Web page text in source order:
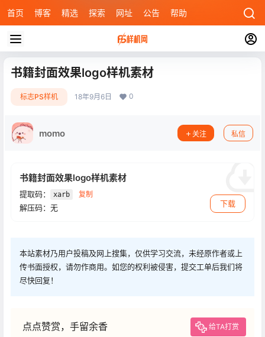
首页 博客 精选 探索 网址 公告 帮助
书籍封面效果logo样机素材
标志PS样机 18年9月6日 0
momo 关注 私信
书籍封面效果logo样机素材
提取码： xarb 复制
解压码：无 下载
本站素材乃用户投稿及网上搜集，仅供学习交流，未经原作者或上
传书面授权，请勿作商用。如您的权利被侵害，提交工单后我们将
尽快回复！
点点赞赏，手留余香 给TA打赏